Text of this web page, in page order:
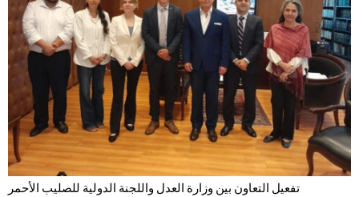
تفعيل التعاون بين وزارة العدل واللجنة الدولية للصليب الأحمر